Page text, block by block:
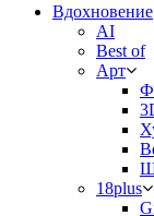
Вдохновение
AI
Best of
Арт
18plus